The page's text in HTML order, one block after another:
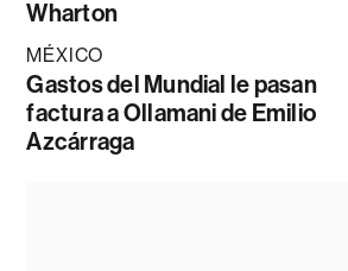
Wharton
MÉXICO
Gastos del Mundial le pasan
factura a Ollamani de Emilio
Azcárraga